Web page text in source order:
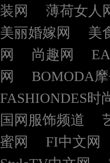
装网
薄荷女人
美丽婚嫁网
美
网
尚趣网
网
BOMODA
FASHIONDES时
国网服饰频道
蜜网
FI中文网